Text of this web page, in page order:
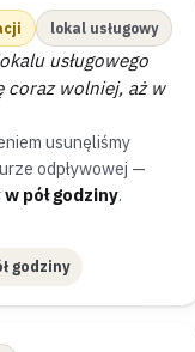
lokal usługowy
usługowego
coraz wolniej, aż w
usunęliśmy
odpływowej —
pół godziny.
godziny